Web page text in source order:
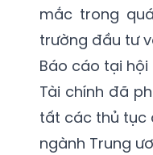
mắc trong
trường đầu tư
Báo cáo tại
Tài chính đã
tất các thủ tục
ngành Trung